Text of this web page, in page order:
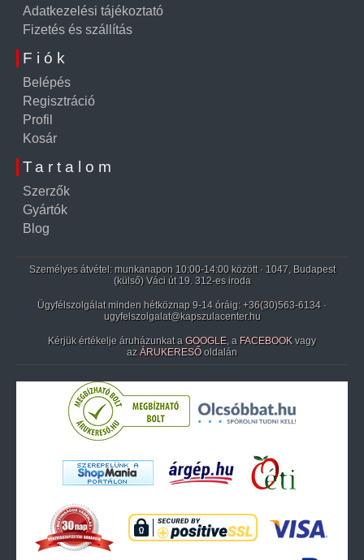
Adatkezelési tájékoztató
Fizetés és szállítás
Fiók
Belépés
Regisztráció
Profil
Kosár
Tartalom
Szerzők
Gyártók
Blog
Személyes átvétel: munkanapon 10:00-14:00 között · 1047, Budapest
(külső) Váci út 19. 312-es iroda
Ügyfélszolgálat minden hétköznap 9-14 óráig: +36(30)563-6134 ·
ugyfelszolgalat@kapszulacenter.hu
Kérjük értékelje áruházunkat a GOOGLE, a FACEBOOK vagy
az ÁRUKERESŐ oldalán